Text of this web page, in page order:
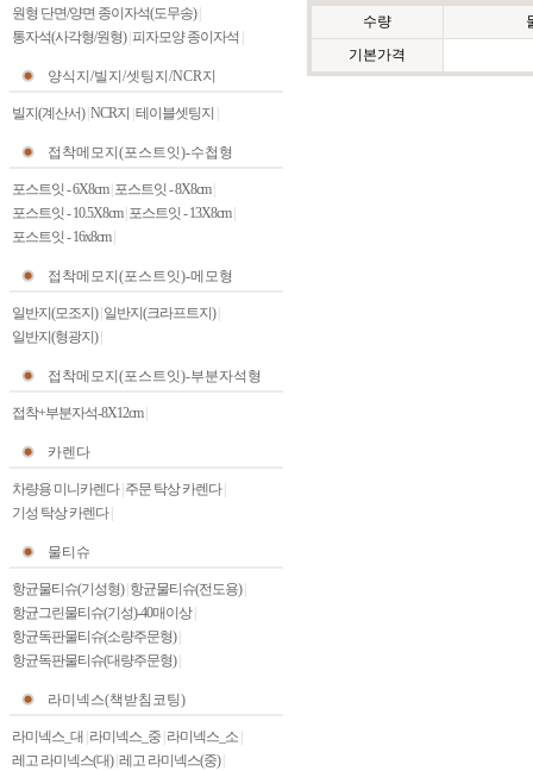
원형 단면/양면 종이자석(도무송)|
통자석(사각형/원형)| 피자모양 종이자석
양식지/빌지/셋팅지/NCR지
빌지(계산서)| NCR지 테이블셋팅지
접착메모지(포스트잇)-수첩형
포스트잇 - 6X8cm| 포스트잇 - 8X8cm|
포스트잇 - 10.5X8cm| 포스트잇 - 13X8cm|
포스트잇 - 16x8cm|
접착메모지(포스트잇)-메모형
일반지(모조지)| 일반지(크라프트지)|
일반지(형광지)|
접착메모지(포스트잇)-부분자석형
접착+부분자석-8X12cm|
카렌다
차량용 미니카렌다| 주문 탁상 카렌다|
기성 탁상 카렌다|
물티슈
항균물티슈(기성형)| 항균물티슈(전도용)|
항균그린물티슈(기성)-40매이상|
항균독판물티슈(소량주문형)|
항균독판물티슈(대량주문형)|
라미넥스(책받침코팅)
라미넥스_대 라미넥스_중 라미넥스_소
레고 라미넥스(대)| 레고 라미넥스(중)|
수량
기본가격